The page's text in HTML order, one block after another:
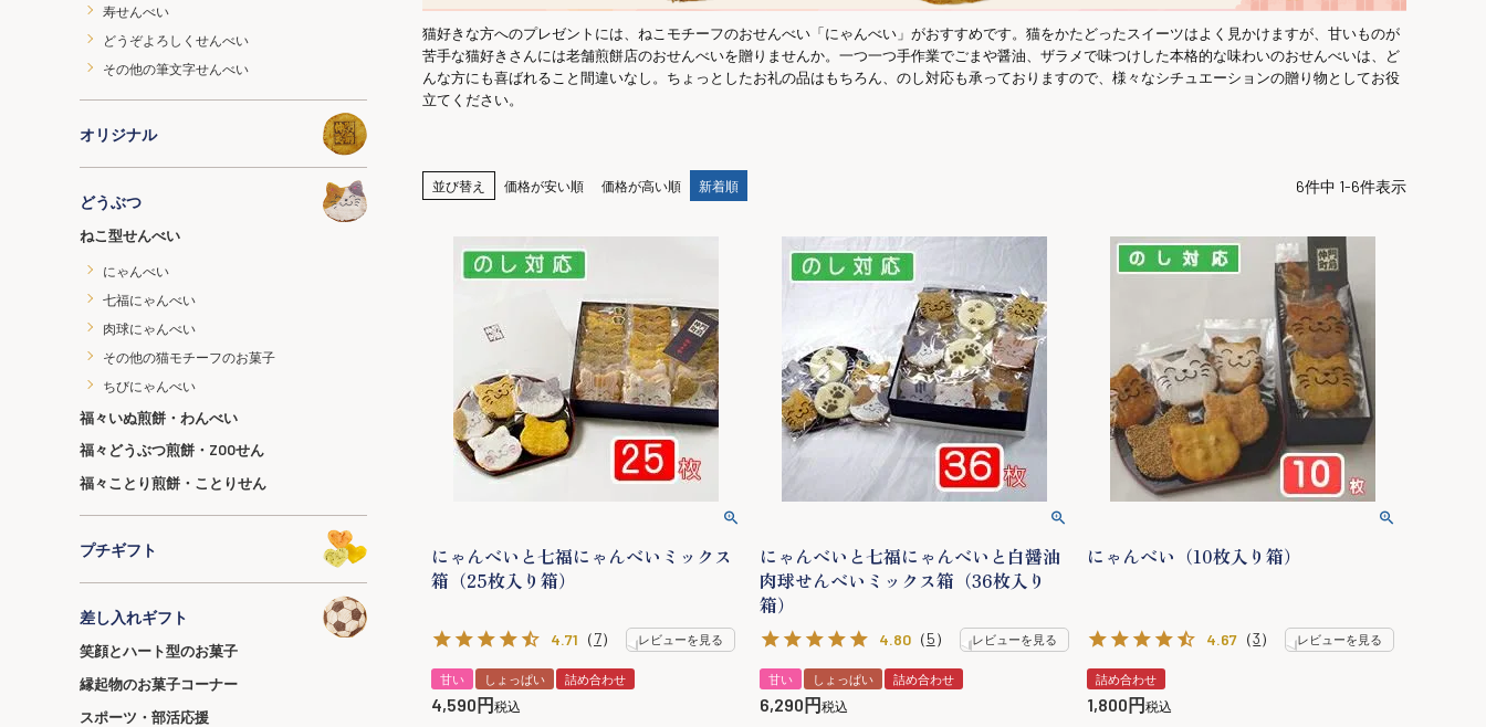
寿せんべい
どうぞよろしくせんべい
その他の筆文字せんべい
オリジナル
どうぶつ
ねこ型せんべい
にゃんべい
七福にゃんべい
肉球にゃんべい
その他の猫モチーフのお菓子
ちびにゃんべい
福々いぬ煎餅・わんべい
福々どうぶつ煎餅・ZOOせん
福々ことり煎餅・ことりせん
プチギフト
差し入れギフト
笑顔とハート型のお菓子
縁起物のお菓子コーナー
スポーツ・部活応援
猫好きな方へのプレゼントには、ねこモチーフのおせんべい「にゃんべい」がおすすめです。猫をかたどったスイーツはよく見かけますが、甘いものが
苦手な猫好きさんには老舗煎餅店のおせんべいを贈りませんか。一つ一つ手作業でごまや醤油、ザラメで味つけした本格的な味わいのおせんべいは、ど
んな方にも喜ばれること間違いなし。ちょっとしたお礼の品はもちろん、のし対応も承っておりますので、様々なシチュエーションの贈り物としてお役
立てください。
並び替え 価格が安い順 価格が高い順 新着順 6件中 1-6件表示
にゃんべいと七福にゃんべいミックス
箱（25枚入り箱）
4.71 （7） レビューを見る
甘い しょっぱい 詰め合わせ
4,590 税込
にゃんべいと七福にゃんべいと白醤油
肉球せんべいミックス箱（36枚入り
箱）
4.80（5） レビューを見る
甘い しょっぱい 詰め合わせ
6,290 税込
にゃんべい（10枚入り箱）
4.67 （3） レビューを見る
詰め合わせ
1,800 税込